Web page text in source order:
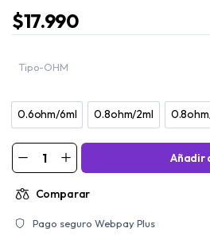
$17.990
Tipo-OHM
0.6ohm/6ml0.6ohm/6ml0.8ohm/2ml0.8ohm/2ml
Añadir
Comparar
Pago seguro Webpay Plus